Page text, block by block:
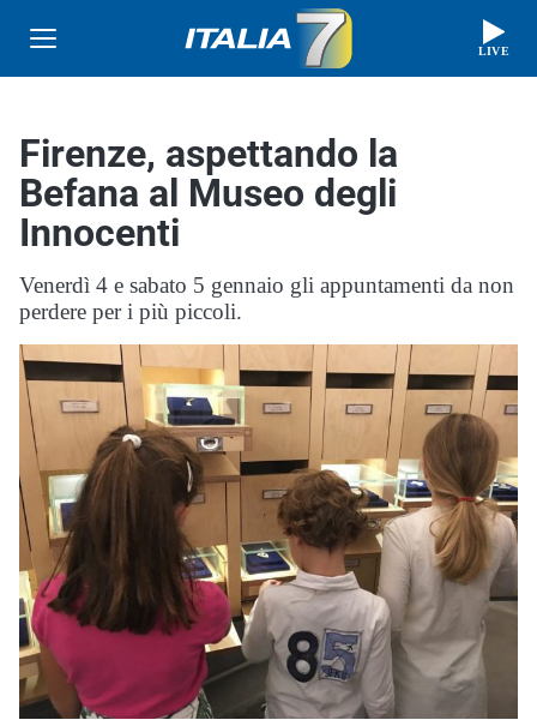
LIVE
Firenze, aspettando la
Befana al Museo degli
Innocenti
Venerdì 4 e sabato 5 gennaio gli appuntamenti da non
perdere per i più piccoli.